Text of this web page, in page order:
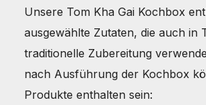
Unsere Tom Kha Gai Kochbox
ausgewählte Zutaten, die auch in
traditionelle Zubereitung
nach Ausführung der Kochbox
Produkte enthalten sein: